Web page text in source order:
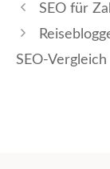
SEO für
SEO-Vergleich